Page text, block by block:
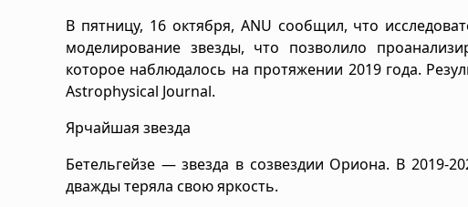
В пятницу, 16 октября, ANU сообщил, что
моделирование звезды, что позволило
которое наблюдалось на протяжении 2019 года.
Astrophysical Journal.
Ярчайшая звезда
Бетельгейзе — звезда в созвездии Ориона. В 2019-
дважды теряла свою яркость.